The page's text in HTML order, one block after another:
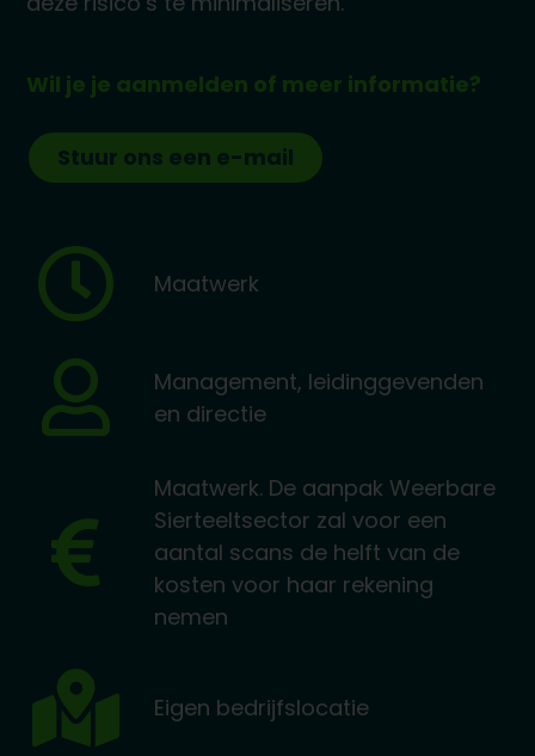
Wil je je aanmelden of meer informatie?
Stuur ons een e-mail
Maatwerk
Management, leidinggevenden
en directie
Maatwerk. De aanpak Weerbare
Sierteeltsector zal voor een
aantal scans de helft van de
kosten voor haar rekening
nemen
Eigen bedrijfslocatie